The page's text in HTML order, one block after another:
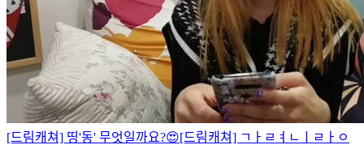
[드림캐쳐] 띵'동' 무엇일까요?😍[드림캐쳐] ㄱㅏㄹㅕㄴㅣㄹㅏㅇ